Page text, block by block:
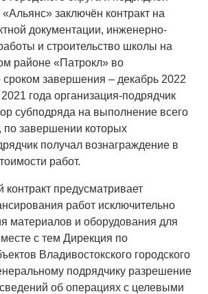
заключён контракт на
документации, инженерно-
и строительство школы на
районе «Патрокл» во
сроком завершения – декабрь 2022
года организация-подрядчик
субподряда на выполнение всего
по завершении которых
получал вознаграждение в
работ.
предусматривает
работ исключительно
материалов и оборудования для
с тем Дирекция по
Владивостокского городского
подрядчику разрешение
об операциях с целевыми